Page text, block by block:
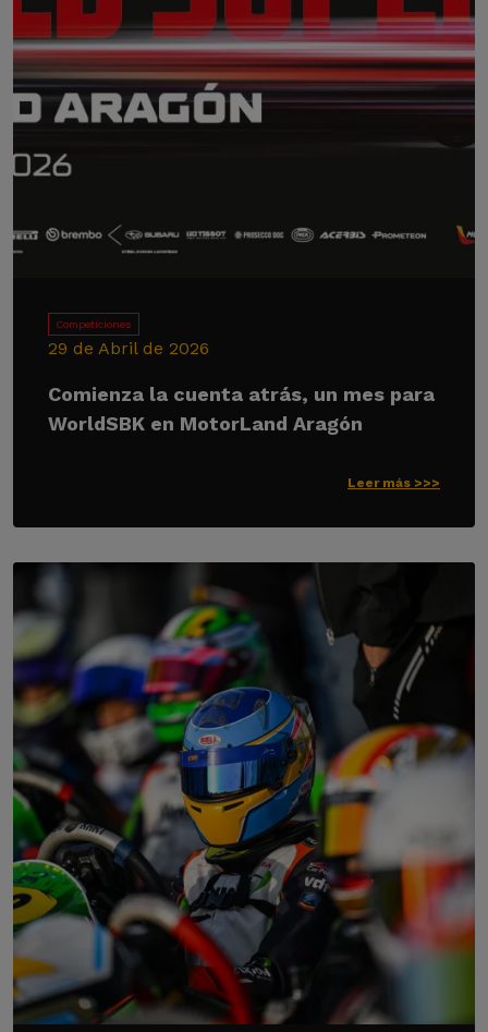
Competiciones
29 de Abril de 2026
Comienza la cuenta atrás, un mes para
WorldSBK en MotorLand Aragón
Leer más >>>